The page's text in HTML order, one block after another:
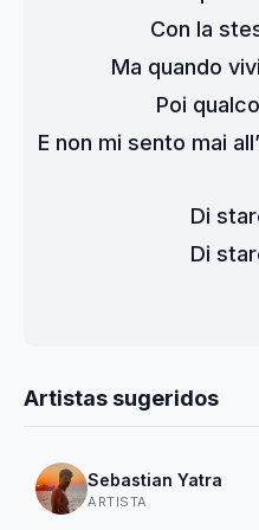
Con la
Ma quando
Poi
E non mi sento mai
Di
Di
Artistas sugeridos
Sebastian Yatra
ARTISTA